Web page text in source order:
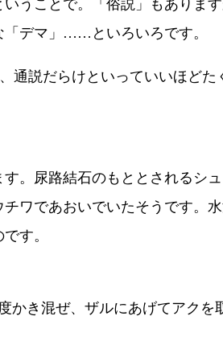
うことで。「俗説」もありま
「デマ」……といろいろです。
説だらけといっていいほど
。尿路結石のもととされるシ
ワであおいでいたそうです。
す。
き混ぜ、ザルにあげてアク